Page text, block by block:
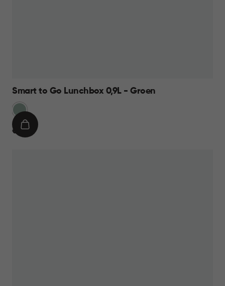
Smart to Go Lunchbox 0,9L - Groen
Groen
€
€ 8,95
IN